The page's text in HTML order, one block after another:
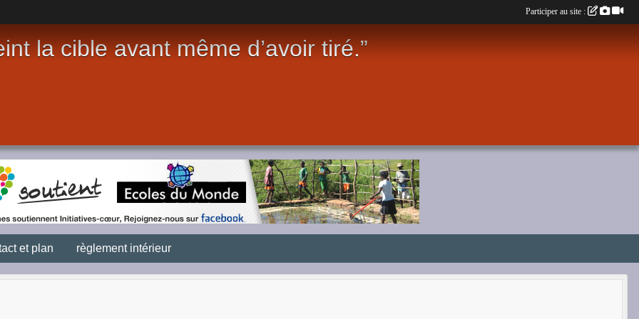
la cible avant même d’avoir tiré.”
et plan règlement intérieur
Participer au site :